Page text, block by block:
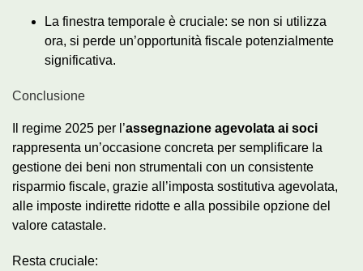
La finestra temporale è cruciale: se non si utilizza
ora, si perde un’opportunità fiscale potenzialmente
significativa.
Conclusione
Il regime 2025 per l’assegnazione agevolata ai soci
rappresenta un’occasione concreta per semplificare la
gestione dei beni non strumentali con un consistente
risparmio fiscale, grazie all’imposta sostitutiva agevolata,
alle imposte indirette ridotte e alla possibile opzione del
valore catastale.
Resta cruciale: